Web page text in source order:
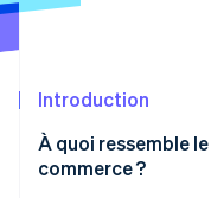
Identity
Stripe Sessions
Introduction
À quoi ressemble
commerce ?